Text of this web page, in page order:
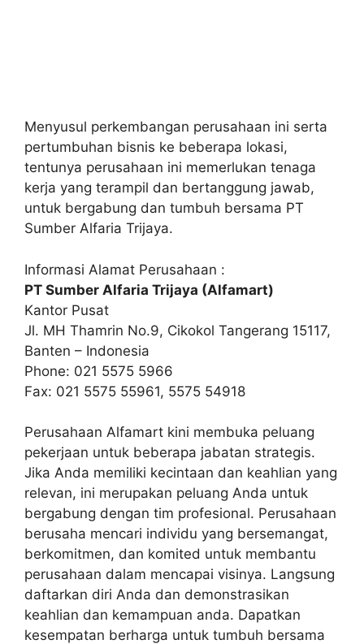
Menyusul perkembangan perusahaan ini serta
pertumbuhan bisnis ke beberapa lokasi,
tentunya perusahaan ini memerlukan tenaga
kerja yang terampil dan bertanggung jawab,
untuk bergabung dan tumbuh bersama PT
Sumber Alfaria Trijaya.
Informasi Alamat Perusahaan :
PT Sumber Alfaria Trijaya (Alfamart)
Kantor Pusat
Jl. MH Thamrin No.9, Cikokol Tangerang 15117,
Banten – Indonesia
Phone: 021 5575 5966
Fax: 021 5575 55961, 5575 54918
Perusahaan Alfamart kini membuka peluang
pekerjaan untuk beberapa jabatan strategis.
Jika Anda memiliki kecintaan dan keahlian yang
relevan, ini merupakan peluang Anda untuk
bergabung dengan tim profesional. Perusahaan
berusaha mencari individu yang bersemangat,
berkomitmen, dan komited untuk membantu
perusahaan dalam mencapai visinya. Langsung
daftarkan diri Anda dan demonstrasikan
keahlian dan kemampuan anda. Dapatkan
kesempatan berharga untuk tumbuh bersama